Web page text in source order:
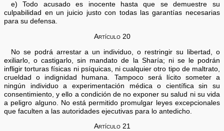
e) Todo acusado es inocente hasta que se demuestre su
culpabilidad en un juicio justo con todas las garantías necesarias
para su defensa.
Artículo 20
No se podrá arrestar a un individuo, o restringir su libertad, o
exiliarlo, o castigarlo, sin mandato de la Sharía; ni se le podrán
infligir torturas físicas ni psíquicas, ni cualquier otro tipo de maltrato,
crueldad o indignidad humana. Tampoco será lícito someter a
ningún individuo a experimentación médica o científica sin su
consentimiento, y ello a condición de no exponer su salud ni su vida
a peligro alguno. No está permitido promulgar leyes excepcionales
que faculten a las autoridades ejecutivas para lo antedicho.
Artículo 21